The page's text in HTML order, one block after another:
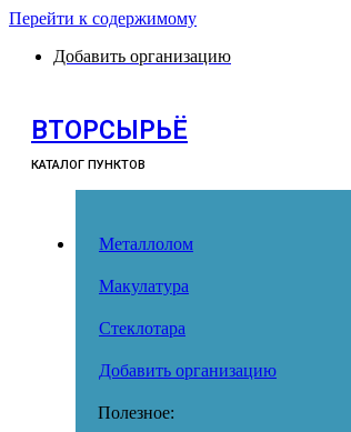
Перейти к содержимому
Добавить организацию
ВТОРСЫРЬЁ
КАТАЛОГ ПУНКТОВ
Металлолом
Макулатура
Стеклотара
Добавить организацию
Полезное: